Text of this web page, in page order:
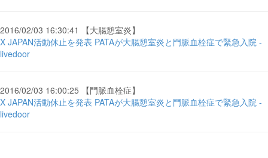
2016/02/03 16:30:41 【大腸憩室炎】
X JAPAN活動休止を発表 PATAが大腸憩室炎と門脈血栓症で緊急入院 -
livedoor
2016/02/03 16:00:25 【門脈血栓症】
X JAPAN活動休止を発表 PATAが大腸憩室炎と門脈血栓症で緊急入院 -
livedoor